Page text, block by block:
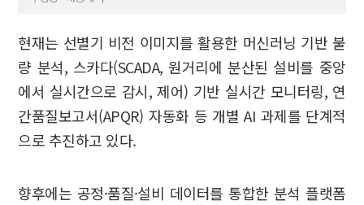
현재는 선별기 비전 이미지를 활용한 머신러닝 기반 불
량 분석, 스카다(SCADA, 원거리에 분산된 설비를 중앙
에서 실시간으로 감시, 제어) 기반 실시간 모니터링, 연
간품질보고서(APQR) 자동화 등 개별 AI 과제를 단계적
으로 추진하고 있다.
향후에는 공정·품질·설비 데이터를 통합한 분석 플랫폼